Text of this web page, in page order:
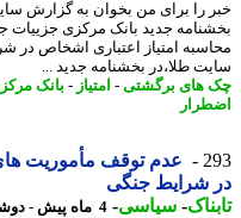
را برای من بخوان به گزارش سایت
جدید بانک مرکزی جزییات
امتیاز اعتباری اشخاص در
طلا،در بخشنامه جدید ...
های برگشتی-امتیاز-بانک مرکزی -
عدم توقف مأموریت های
شرایط جنگی
-سیاسی-